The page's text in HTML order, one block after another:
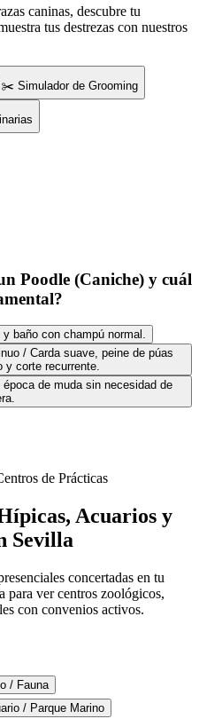
caninas, descubre tu
tus destrezas con nuestros
✂️ Simulador de Grooming
Poodle (Caniche) y cuál
baño con champú normal.
/ Carda suave, peine de púas
y corte recurrente.
de muda sin necesidad de
de Prácticas
Acuarios y
Sevilla
concertadas en tu
ver centros zoológicos,
con convenios activos.
/ Fauna
/ Parque Marino